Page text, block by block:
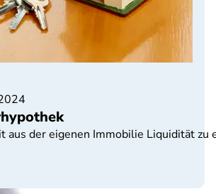
aus der eigenen Immobilie Liquidität